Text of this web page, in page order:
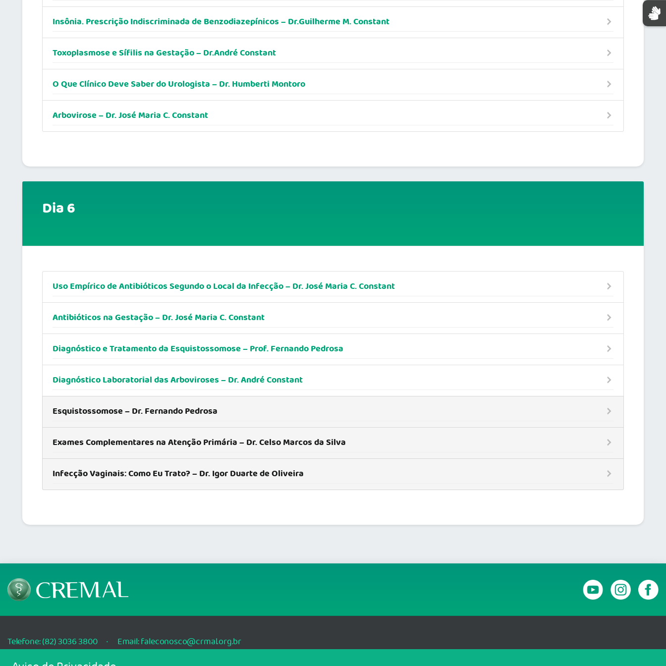
Insônia. Prescrição Indiscriminada de Benzodiazepínicos – Dr.Guilherme M. Constant
Toxoplasmose e Sífilis na Gestação – Dr.André Constant
O Que Clínico Deve Saber do Urologista – Dr. Humberti Montoro
Arbovirose – Dr. José Maria C. Constant
Dia 6
Uso Empírico de Antibióticos Segundo o Local da Infecção – Dr. José Maria C. Constant
Antibióticos na Gestação – Dr. José Maria C. Constant
Diagnóstico e Tratamento da Esquistossomose – Prof. Fernando Pedrosa
Diagnóstico Laboratorial das Arboviroses – Dr. André Constant
Esquistossomose – Dr. Fernando Pedrosa
Exames Complementares na Atenção Primária – Dr. Celso Marcos da Silva
Infecção Vaginais: Como Eu Trato? – Dr. Igor Duarte de Oliveira
Telefone: (82) 3036 3800 Email: faleconosco@crmal.org.br